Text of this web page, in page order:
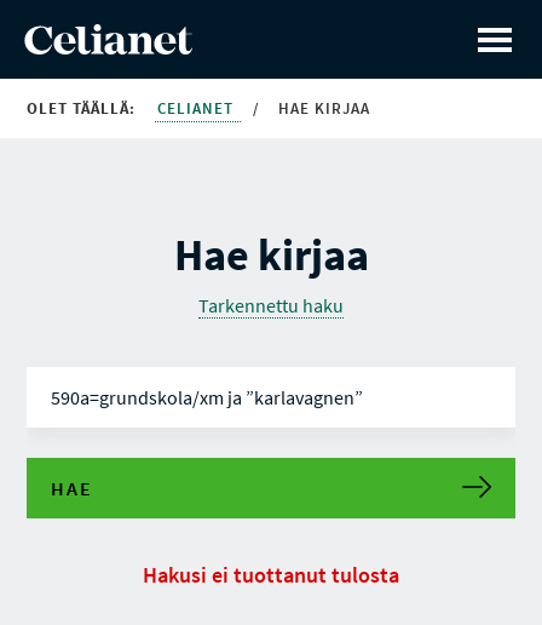
OLET TÄÄLLÄ: CELIANET / HAE KIRJAA
Hae kirjaa
Tarkennettu haku
HAE
Hakusi ei tuottanut tulosta